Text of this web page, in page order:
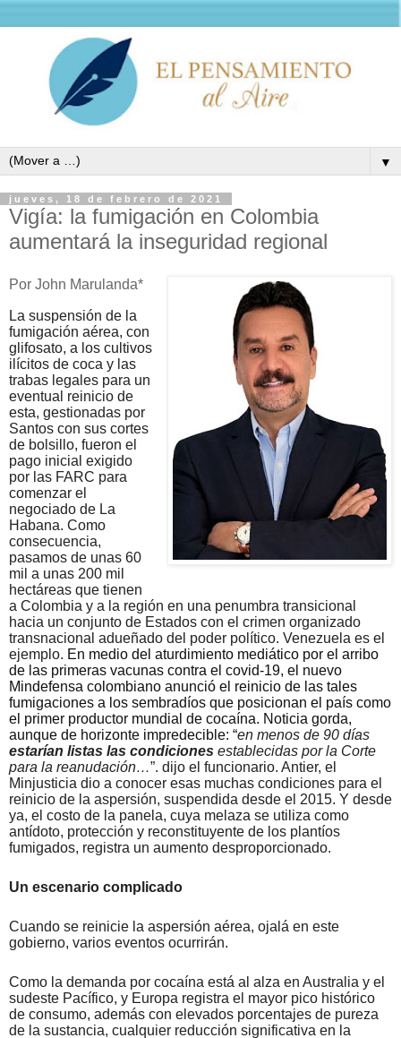
▼
jueves, 18 de febrero de 2021
Vigía: la fumigación en Colombia
aumentará la inseguridad regional
Por John Marulanda*
La suspensión de la
fumigación aérea, con
glifosato, a los cultivos
ilícitos de coca y las
trabas legales para un
eventual reinicio de
esta, gestionadas por
Santos con sus cortes
de bolsillo, fueron el
pago inicial exigido
por las FARC para
comenzar el
negociado de La
Habana. Como
consecuencia,
pasamos de unas 60
mil a unas 200 mil
hectáreas que tienen
a Colombia y a la región en una penumbra transicional
hacia un conjunto de Estados con el crimen organizado
transnacional adueñado del poder político. Venezuela es el
ejemplo. En medio del aturdimiento mediático por el arribo
de las primeras vacunas contra el covid-19, el nuevo
Mindefensa colombiano anunció el reinicio de las tales
fumigaciones a los sembradíos que posicionan el país como
el primer productor mundial de cocaína. Noticia gorda,
aunque de horizonte impredecible: “en menos de 90 días
estarían listas las condiciones establecidas por la Corte
para la reanudación…”. dijo el funcionario. Antier, el
Minjusticia dio a conocer esas muchas condiciones para el
reinicio de la aspersión, suspendida desde el 2015. Y desde
ya, el costo de la panela, cuya melaza se utiliza como
antídoto, protección y reconstituyente de los plantíos
fumigados, registra un aumento desproporcionado.
Un escenario complicado
Cuando se reinicie la aspersión aérea, ojalá en este
gobierno, varios eventos ocurrirán.
Como la demanda por cocaína está al alza en Australia y el
sudeste Pacífico, y Europa registra el mayor pico histórico
de consumo, además con elevados porcentajes de pureza
de la sustancia, cualquier reducción significativa en la